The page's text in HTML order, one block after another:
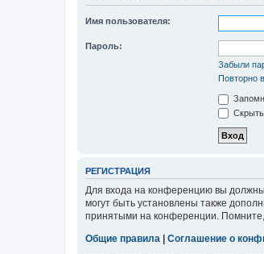
Имя пользователя:
Пароль:
Забыли
Повторно
РЕГИСТРАЦИЯ
Для входа на конференцию вы должны
могут быть установлены также
принятыми на конференции. Помните,
Общие правила | Соглашение о